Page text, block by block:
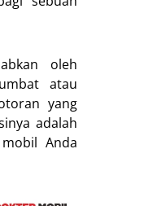
oleh
atau
yang
adalah
Anda